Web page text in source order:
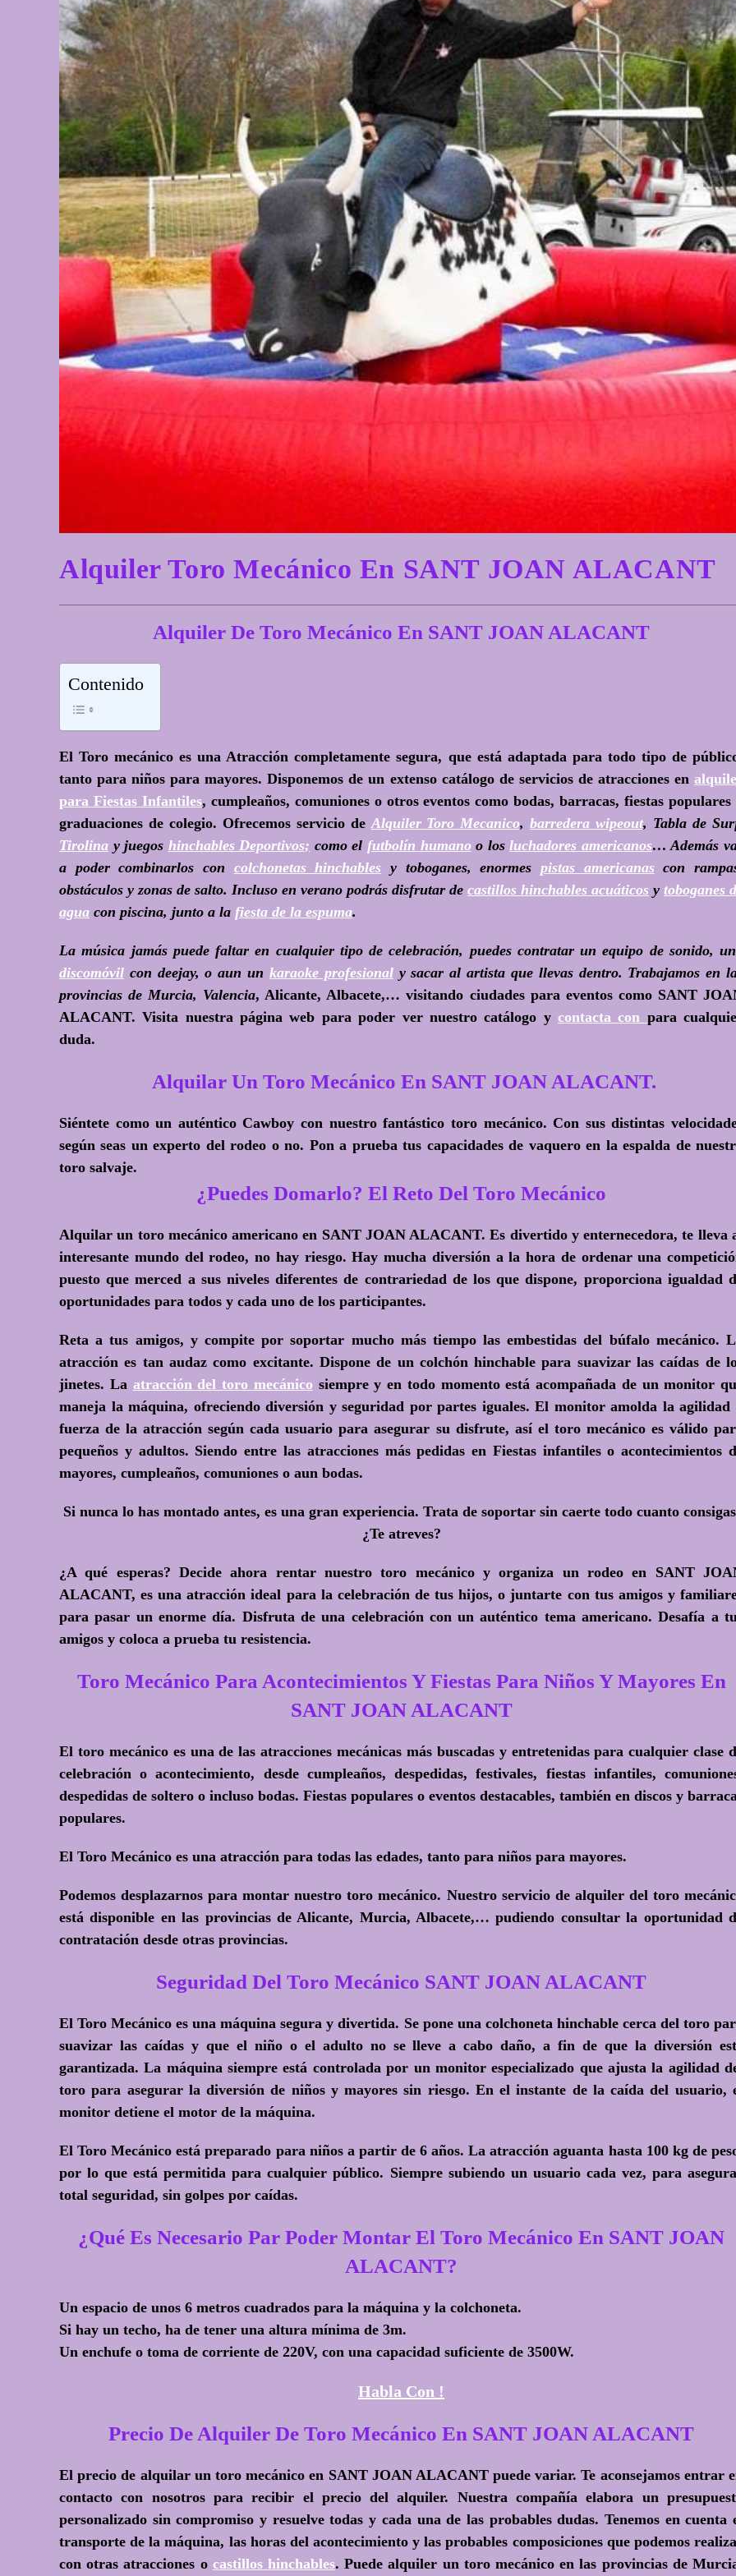
Alquiler Toro Mecánico En SANT JOAN ALACANT
Alquiler De Toro Mecánico En SANT JOAN ALACANT
Contenido
El Toro mecánico es una Atracción completamente segura, que está adaptada para todo tipo de
tanto para niños para mayores. Disponemos de un extenso catálogo de servicios de atracciones en
para Fiestas Infantiles, cumpleaños, comuniones o otros eventos como bodas, barracas, fiestas populares
graduaciones de colegio. Ofrecemos servicio deAlquiler Toro Mecanico,barredera wipeout, Tabla de
Tirolina y juegos hinchables Deportivos; como el futbolín humanoo losluchadores americanos… Además
a poder combinarlos con colchonetas hinchables y toboganes, enormespistas americanascon
obstáculos y zonas de salto. Incluso en verano podrás disfrutar de castillos hinchables acuáticos y toboganes
agua con piscina, junto a la fiesta de la espuma.
La música jamás puede faltar en cualquier tipo de celebración, puedes contratar un equipo de sonido,
discomóvil con deejay, o aun un karaoke profesionaly sacar al artista que llevas dentro. Trabajamos en
provincias de Murcia, Valencia, Alicante, Albacete,… visitando ciudades para eventos como SANT
ALACANT. Visita nuestra página web para poder ver nuestro catálogo y contacta con para
duda.
Alquilar Un Toro Mecánico En SANT JOAN ALACANT.
Siéntete como un auténtico Cawboy con nuestro fantástico toro mecánico. Con sus distintas
según seas un experto del rodeo o no. Pon a prueba tus capacidades de vaquero en la espalda de
toro salvaje.
¿Puedes Domarlo? El Reto Del Toro Mecánico
Alquilar un toro mecánico americano en SANT JOAN ALACANT. Es divertido y enternecedora, te lleva
interesante mundo del rodeo, no hay riesgo. Hay mucha diversión a la hora de ordenar una
puesto que merced a sus niveles diferentes de contrariedad de los que dispone, proporciona igualdad
oportunidades para todos y cada uno de los participantes.
Reta a tus amigos, y compite por soportar mucho más tiempo las embestidas del búfalo mecánico.
atracción es tan audaz como excitante. Dispone de un colchón hinchable para suavizar las caídas de
jinetes. La atracción del toro mecánico siempre y en todo momento está acompañada de un monitor
maneja la máquina, ofreciendo diversión y seguridad por partes iguales. El monitor amolda la agilidad
fuerza de la atracción según cada usuario para asegurar su disfrute, así el toro mecánico es válido
pequeños y adultos. Siendo entre las atracciones más pedidas en Fiestas infantiles o acontecimientos
mayores, cumpleaños, comuniones o aun bodas.
Si nunca lo has montado antes, es una gran experiencia. Trata de soportar sin caerte todo cuanto
¿Te atreves?
¿A qué esperas? Decide ahora rentar nuestro toro mecánico y organiza un rodeo en SANT
ALACANT, es una atracción ideal para la celebración de tus hijos, o juntarte con tus amigos y
para pasar un enorme día. Disfruta de una celebración con un auténtico tema americano. Desafía a
amigos y coloca a prueba tu resistencia.
Toro Mecánico Para Acontecimientos Y Fiestas Para Niños Y Mayores En
SANT JOAN ALACANT
El toro mecánico es una de las atracciones mecánicas más buscadas y entretenidas para cualquier clase
celebración o acontecimiento, desde cumpleaños, despedidas, festivales, fiestas infantiles,
despedidas de soltero o incluso bodas. Fiestas populares o eventos destacables, también en discos y
populares.
El Toro Mecánico es una atracción para todas las edades, tanto para niños para mayores.
Podemos desplazarnos para montar nuestro toro mecánico. Nuestro servicio de alquiler del toro
está disponible en las provincias de Alicante, Murcia, Albacete,… pudiendo consultar la oportunidad
contratación desde otras provincias.
Seguridad Del Toro Mecánico SANT JOAN ALACANT
El Toro Mecánico es una máquina segura y divertida. Se pone una colchoneta hinchable cerca del toro
suavizar las caídas y que el niño o el adulto no se lleve a cabo daño, a fin de que la diversión
garantizada. La máquina siempre está controlada por un monitor especializado que ajusta la agilidad
toro para asegurar la diversión de niños y mayores sin riesgo. En el instante de la caída del usuario,
monitor detiene el motor de la máquina.
El Toro Mecánico está preparado para niños a partir de 6 años. La atracción aguanta hasta 100 kg de
por lo que está permitida para cualquier público. Siempre subiendo un usuario cada vez, para
total seguridad, sin golpes por caídas.
¿Qué Es Necesario Par Poder Montar El Toro Mecánico En SANT JOAN
ALACANT?
Un espacio de unos 6 metros cuadrados para la máquina y la colchoneta.
Si hay un techo, ha de tener una altura mínima de 3m.
Un enchufe o toma de corriente de 220V, con una capacidad suficiente de 3500W.
Habla Con !
Precio De Alquiler De Toro Mecánico En SANT JOAN ALACANT
El precio de alquilar un toro mecánico en SANT JOAN ALACANT puede variar. Te aconsejamos entrar
contacto con nosotros para recibir el precio del alquiler. Nuestra compañía elabora un
personalizado sin compromiso y resuelve todas y cada una de las probables dudas. Tenemos en cuenta
transporte de la máquina, las horas del acontecimiento y las probables composiciones que podemos
con otras atracciones o castillos hinchables. Puede alquiler un toro mecánico en las provincias de